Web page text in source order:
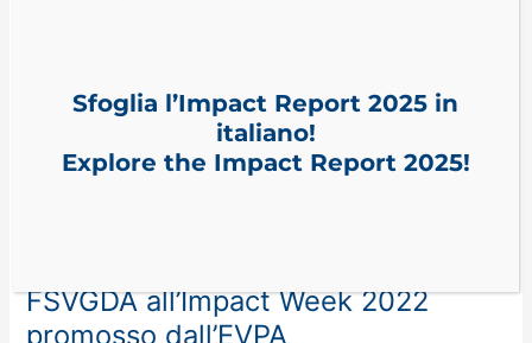
FSVGDA all’Impact Week 2022
promosso dall’EVPA
dall’EVPA
Sfoglia l’Impact Report 2025 in
italiano!
Explore the Impact Report 2025!